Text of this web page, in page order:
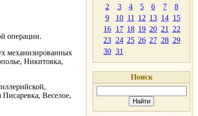
операции.
механизированных
Никитовка,
Веселое,
2
3 4 5 6 7
8
9
10 11 12 13 14 15
16 17 18 19 20 21
22
23 24 25 26 27 28 29
30 31
Поиск